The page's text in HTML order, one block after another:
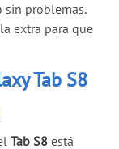
problemas.
extra para que
Tab S8
Tab S8 está